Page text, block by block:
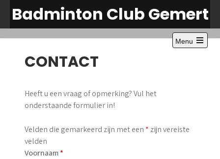
content
Badminton Club Gemert
Menu
Open
CONTACT
Heeft u een vraag of opmerking? Vul het
onderstaande formulier in!
Velden die gemarkeerd zijn met een * zijn vereiste
velden
Voornaam*